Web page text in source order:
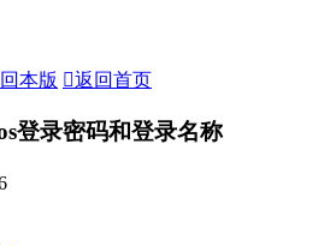
本版 返回首页
登录密码和登录名称